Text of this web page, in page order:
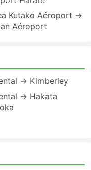
Kutako Aéroport →
Aéroport
→ Kimberley
→ Hakata